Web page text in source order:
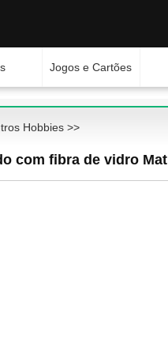
Jogos e Cartões
Hobbies>>
com fibra de vidro Mat